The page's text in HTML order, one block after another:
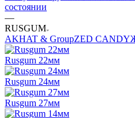
состоянии
—
RUSGUM
AKHAT & GroupZED CANDY
Rusgum 22мм
Rusgum 24мм
Rusgum 27мм